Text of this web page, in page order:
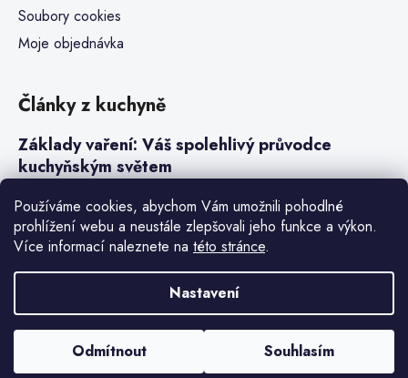
Používáme cookies, abychom Vám umožnili pohodlné
prohlížení webu a neustále zlepšovali jeho funkce a výkon.
Více informací naleznete na této stránce.
Nastavení
Odmítnout Souhlasím
Soubory cookies
Moje objednávka
Články z kuchyně
Základy vaření: Váš spolehlivý průvodce
kuchyňským světem
Steaky a sous-vide vaření
Jak vařit v tlakovém hrnci neboli papiňáku
Vytvořil Shoptet Premium
Copyright 2026Denis Henry . Všechna práva vyhrazena.